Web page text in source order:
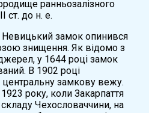
ранньозалізного
ст. до н. е.
Невицький замок опинився
знищення. Як відомо з
у 1644 році замок
В 1902 році
центральну замкову вежу.
року, коли Закарпаття
Чехословаччини, на